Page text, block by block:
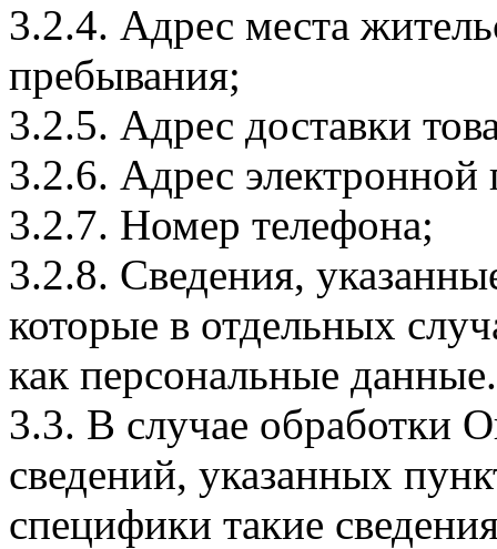
3.2.4. Адрес места
пребывания;
3.2.5. Адрес доставки
3.2.6. Адрес электронной
3.2.7. Номер телефона;
3.2.8. Сведения,
которые в отдельных
как персональные данные.
3.3. В случае обработки
сведений, указанных
специфики такие